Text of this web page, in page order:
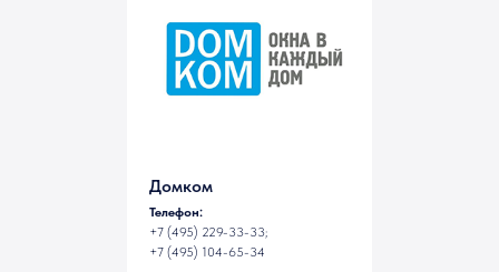
Домком
Телефон:
+7 (495) 229-33-33;
+7 (495) 104-65-34